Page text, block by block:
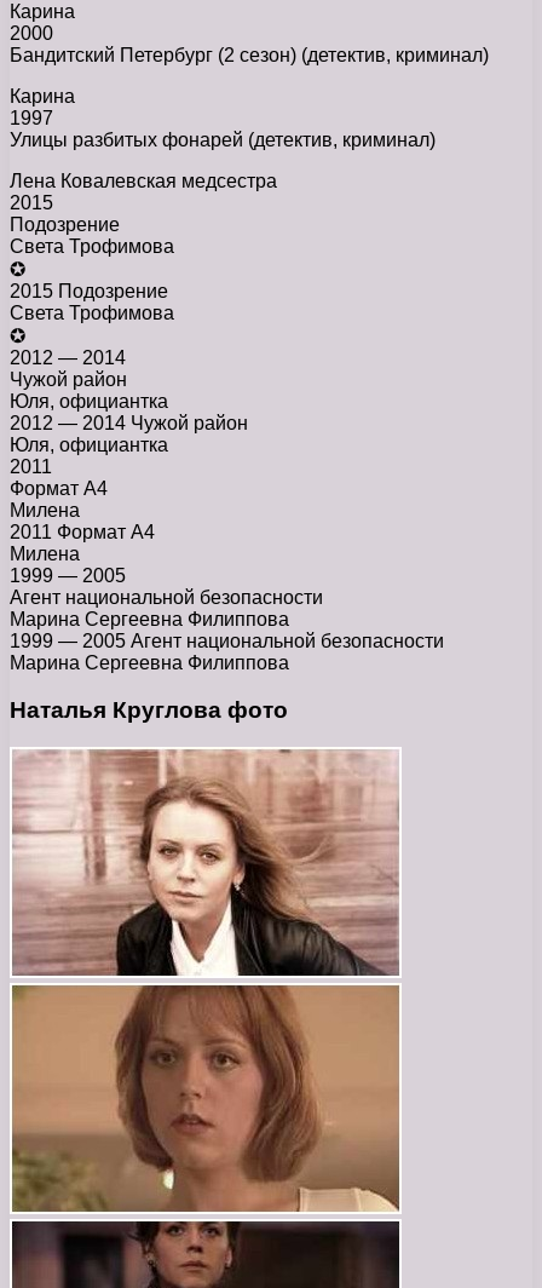
Карина
2000
Бандитский Петербург (2 сезон) (детектив, криминал)
Карина
1997
Улицы разбитых фонарей (детектив, криминал)
Лена Ковалевская медсестра
2015
Подозрение
Света Трофимова
✪
2015 Подозрение
Света Трофимова
✪
2012 — 2014
Чужой район
Юля, официантка
2012 — 2014 Чужой район
Юля, официантка
2011
Формат А4
Милена
2011 Формат А4
Милена
1999 — 2005
Агент национальной безопасности
Марина Сергеевна Филиппова
1999 — 2005 Агент национальной безопасности
Марина Сергеевна Филиппова
Наталья Круглова фото